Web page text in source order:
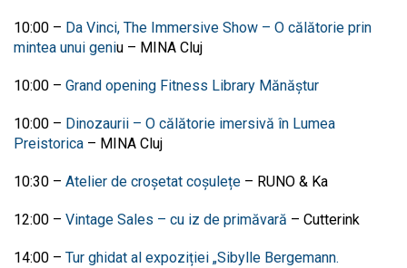
10:00 – Da Vinci, The Immersive Show – O călătorie prin
mintea unui geniu – MINA Cluj
10:00 – Grand opening Fitness Library Mănăștur
10:00 – Dinozaurii – O călătorie imersivă în Lumea
Preistorica – MINA Cluj
10:30 – Atelier de croșetat coșulețe – RUNO & Ka
12:00 – Vintage Sales – cu iz de primăvară – Cutterink
14:00 – Tur ghidat al expoziției „Sibylle Bergemann.